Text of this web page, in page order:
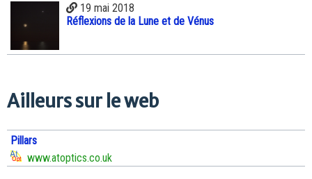
19 mai 2018
Réflexions de la Lune et de Vénus
Ailleurs sur le web
Pillars
www.atoptics.co.uk